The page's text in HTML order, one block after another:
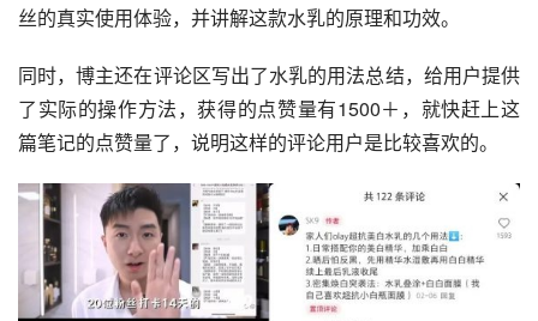
丝的真实使用体验，并讲解这款水乳的原理和功效。
同时，博主还在评论区写出了水乳的用法总结，给用户提供
了实际的操作方法，获得的点赞量有1500＋，就快赶上这
篇笔记的点赞量了，说明这样的评论用户是比较喜欢的。